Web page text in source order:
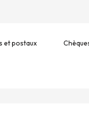
et postaux